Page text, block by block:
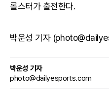
롤스터가 출전한다.
박운성 기자
박운성 기자
photo@dailyesports.com